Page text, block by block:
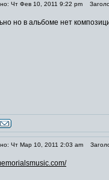
Чт Фев 10, 2011 9:22 pm
но в альбоме нет
Чт Мар 10, 2011 2:03 am